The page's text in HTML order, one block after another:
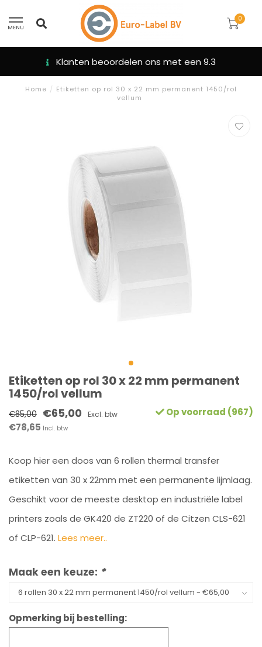
MENU
0
Klanten beoordelen ons met een 9.3
Home / Etiketten op rol 30 x 22 mm permanent 1450/rol
vellum
Etiketten op rol 30 x 22 mm permanent
1450/rol vellum
€85,00 €65,00 Excl. btw
€78,65 Incl. btw
Op voorraad (967)
Koop hier een doos van 6 rollen thermal transfer
etiketten van 30 x 22mm met een permanente lijmlaag.
Geschikt voor de meeste desktop en industriële label
printers zoals de GK420 de ZT220 of de Citzen CLS-621
of CLP-621. Lees meer..
Maak een keuze: *
Opmerking bij bestelling: